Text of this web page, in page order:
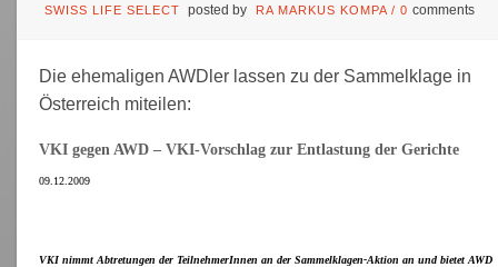
SWISS LIFE SELECT posted by RA MARKUS KOMPA /0comments
Die ehemaligen AWDler lassen zu der Sammelklage in
Österreich miteilen:
VKI gegen AWD – VKI-Vorschlag zur Entlastung der Gerichte
09.12.2009
VKI nimmt Abtretungen der TeilnehmerInnen an der Sammelklagen-Aktion an und bietet AWD